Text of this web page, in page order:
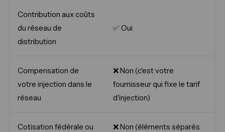
Contribution aux coûts
du réseau de
distribution
✅ Oui
Compensation de
votre injection dans le
réseau
❌ Non (c'est votre
fournisseur qui fixe le tarif
d'injection)
Cotisation fédérale ou
❌ Non (éléments séparés